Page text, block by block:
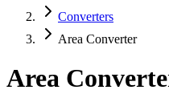
Converters
Area Converter
Area